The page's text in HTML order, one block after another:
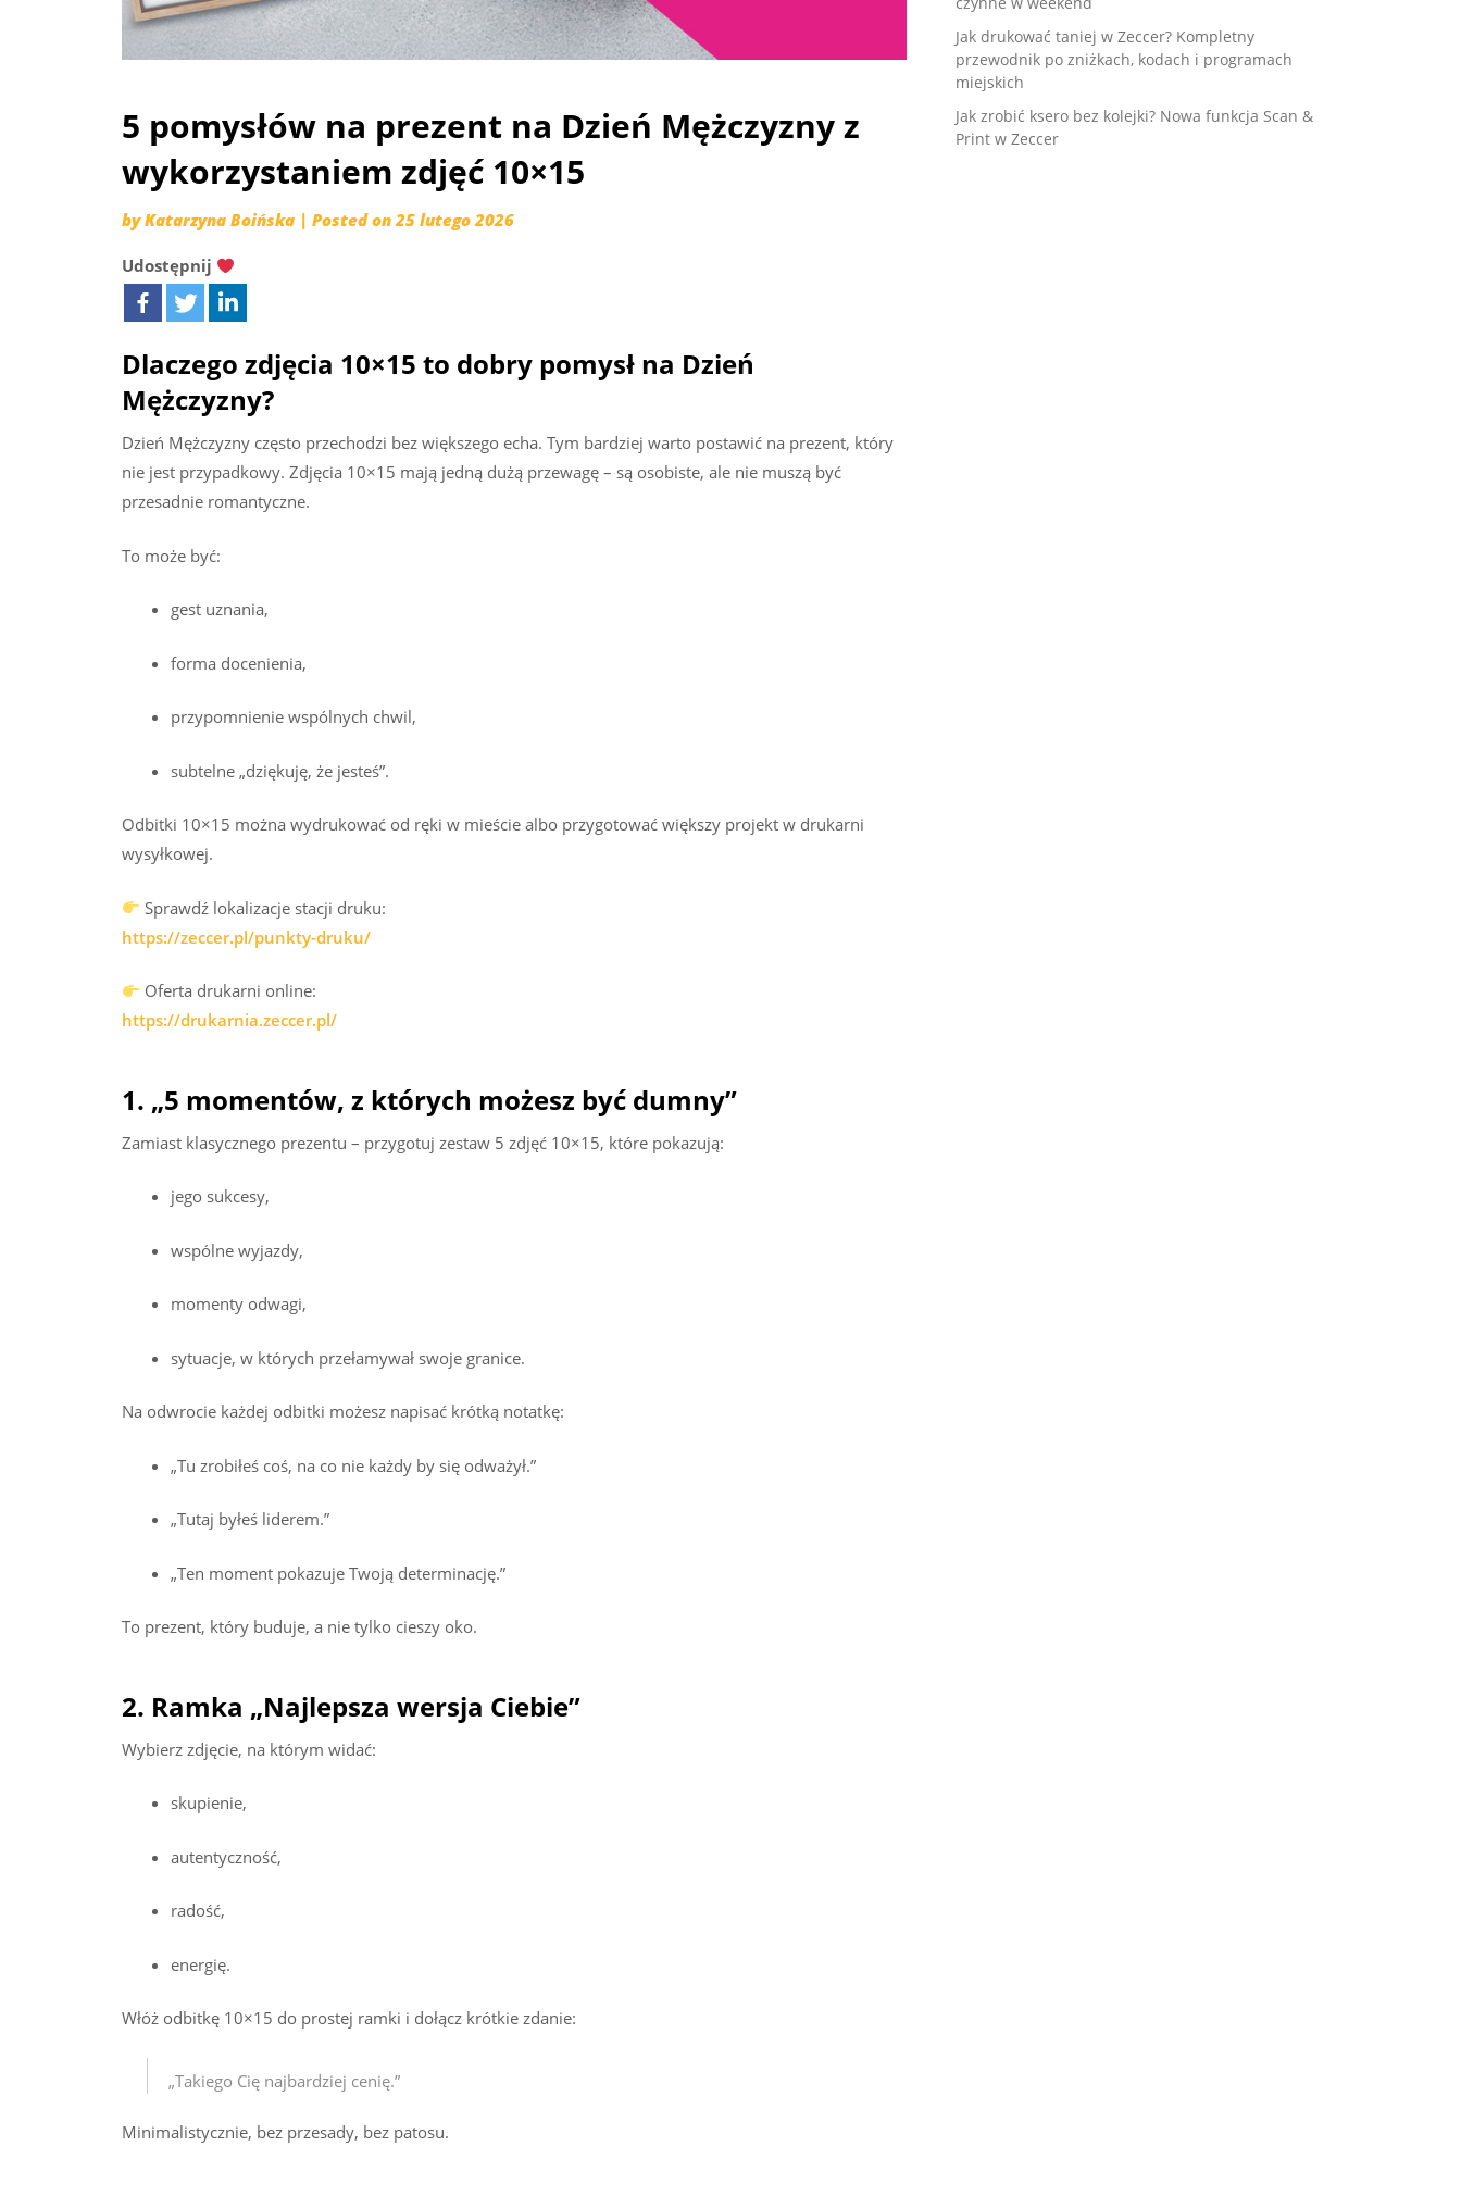
5 pomysłów na prezent na Dzień Mężczyzny z
wykorzystaniem zdjęć 10×15
byKatarzyna Boińska | Posted on25 lutego 2026
Udostępnij
Dlaczego zdjęcia 10×15 to dobry pomysł na Dzień
Mężczyzny?
Dzień Mężczyzny często przechodzi bez większego echa. Tym bardziej warto postawić na prezent, który
nie jest przypadkowy. Zdjęcia 10×15 mają jedną dużą przewagę – są osobiste, ale nie muszą być
przesadnie romantyczne.
To może być:
gest uznania,
forma docenienia,
przypomnienie wspólnych chwil,
subtelne „dziękuję, że jesteś”.
Odbitki 10×15 można wydrukować od ręki w mieście albo przygotować większy projekt w drukarni
wysyłkowej.
Sprawdź lokalizacje stacji druku:
https://zeccer.pl/punkty-druku/
Oferta drukarni online:
https://drukarnia.zeccer.pl/
1. „5 momentów, z których możesz być dumny”
Zamiast klasycznego prezentu – przygotuj zestaw 5 zdjęć 10×15, które pokazują:
jego sukcesy,
wspólne wyjazdy,
momenty odwagi,
sytuacje, w których przełamywał swoje granice.
Na odwrocie każdej odbitki możesz napisać krótką notatkę:
„Tu zrobiłeś coś, na co nie każdy by się odważył.”
„Tutaj byłeś liderem.”
„Ten moment pokazuje Twoją determinację.”
To prezent, który buduje, a nie tylko cieszy oko.
2. Ramka „Najlepsza wersja Ciebie”
Wybierz zdjęcie, na którym widać:
skupienie,
autentyczność,
radość,
energię.
Włóż odbitkę 10×15 do prostej ramki i dołącz krótkie zdanie:
„Takiego Cię najbardziej cenię.”
Minimalistycznie, bez przesady, bez patosu.
Jak drukować taniej w Zeccer? Kompletny
przewodnik po zniżkach, kodach i programach
miejskich
Jak zrobić ksero bez kolejki? Nowa funkcja Scan &
Print w Zeccer